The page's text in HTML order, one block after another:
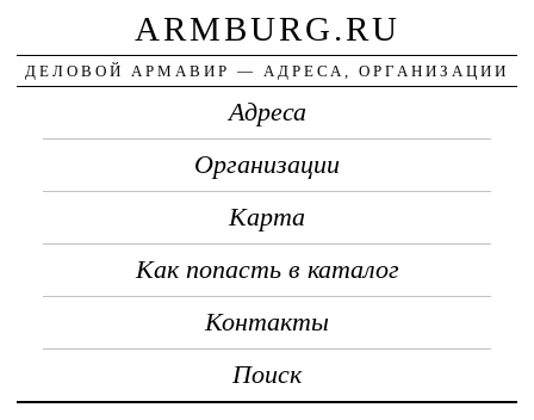
ARMBURG.RU
ДЕЛОВОЙ АРМАВИР — АДРЕСА, ОРГАНИЗАЦИИ
Адреса
Организации
Карта
Как попасть в каталог
Контакты
Поиск